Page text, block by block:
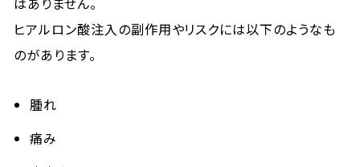
ヒアルロン酸注入の副作用やリスクには以下のようなも
のがあります。
腫れ
痛み